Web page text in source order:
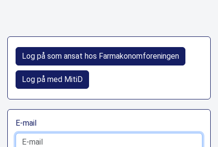
Log på som ansat hos Farmakonomforeningen
Log på med MitiD
E-mail